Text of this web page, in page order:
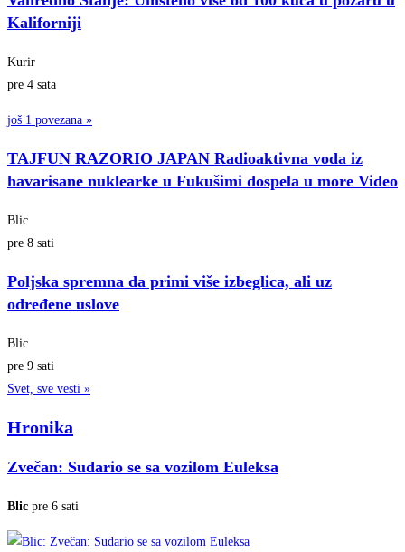
Kaliforniji
Kurir
pre 4 sata
još 1 povezana »
TAJFUN RAZORIO JAPAN Radioaktivna voda iz
havarisane nuklearke u Fukušimi dospela u more Video
Blic
pre 8 sati
Poljska spremna da primi više izbeglica, ali uz
određene uslove
Blic
pre 9 sati
Svet, sve vesti »
Hronika
Zvečan: Sudario se sa vozilom Euleksa
Blic pre 6 sati